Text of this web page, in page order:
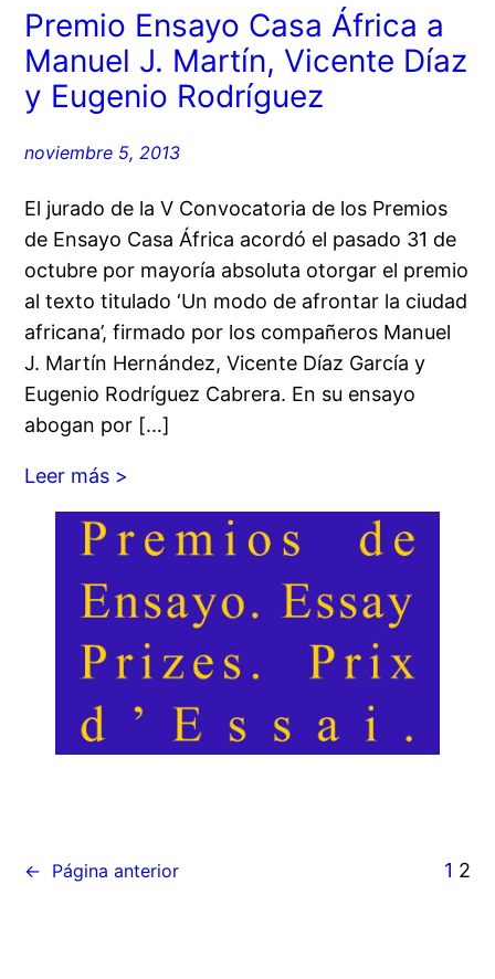
Premio Ensayo Casa África a
Manuel J. Martín, Vicente Díaz
y Eugenio Rodríguez
noviembre 5, 2013
El jurado de la V Convocatoria de los Premios
de Ensayo Casa África acordó el pasado 31 de
octubre por mayoría absoluta otorgar el premio
al texto titulado ‘Un modo de afrontar la ciudad
africana’, firmado por los compañeros Manuel
J. Martín Hernández, Vicente Díaz García y
Eugenio Rodríguez Cabrera. En su ensayo
abogan por […]
Leer más >
← Página anterior 1 2